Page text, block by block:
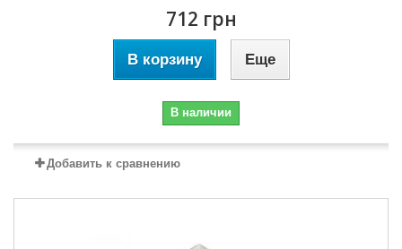
712 грн
В корзину Еще
В наличии
Добавить к сравнению